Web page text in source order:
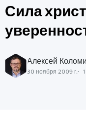
Сила
Алексей
30 ноября 2009 г.